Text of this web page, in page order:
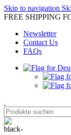
Skip to navigation
FREE SHIPPING
Newsletter
Contact Us
FAQs